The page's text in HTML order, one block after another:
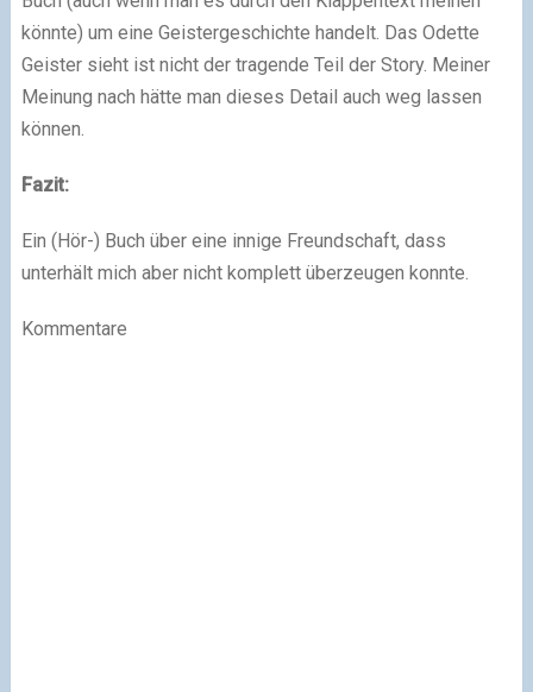
könnte) um eine Geistergeschichte handelt. Das Odette
Geister sieht ist nicht der tragende Teil der Story. Meiner
Meinung nach hätte man dieses Detail auch weg lassen
können.
Fazit:
Ein (Hör-) Buch über eine innige Freundschaft, dass
unterhält mich aber nicht komplett überzeugen konnte.
Kommentare